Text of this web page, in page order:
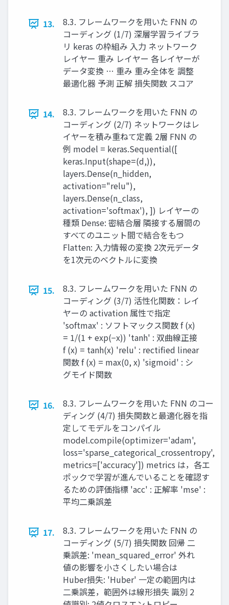
13.
8.3. フレームワークを用いた FNN の
コーディング (1/7) 深層学習ライブラ
リ keras の枠組み ⼊⼒ ネットワーク
レイヤー 重み レイヤー 各レイヤーが
データ変換 … 重み 重み全体を 調整
最適化器 予測 正解 損失関数 スコア
14.
8.3. フレームワークを用いた FNN の
コーディング (2/7) ネットワークはレ
イヤーを積み重ねて定義 2層 FNN の
例 model = keras.Sequential([
keras.Input(shape=(d,)),
layers.Dense(n_hidden,
activation="relu"),
layers.Dense(n_class,
activation='softmax'), ]) レイヤーの
種類 Dense: 密結合層 隣接する層間の
すべてのユニット間で結合をもつ
Flatten: 入力情報の変換 2次元データ
を1次元のベクトルに変換
15.
8.3. フレームワークを用いた FNN の
コーディング (3/7) 活性化関数：レイ
ヤーの activation 属性で指定
'softmax' : ソフトマックス関数 f (x)
= 1/(1 + exp(−x)) 'tanh' : 双曲線正接
f (x) = tanh(x) 'relu' : rectified linear
関数 f (x) = max(0, x) 'sigmoid' : シ
グモイド関数
16.
8.3. フレームワークを用いた FNN のコー
ディング (4/7) 損失関数と最適化器を指
定してモデルをコンパイル
model.compile(optimizer='adam',
loss='sparse_categorical_crossentropy',
metrics=['accuracy']) metrics は，各エ
ポックで学習が進んでいることを確認す
るための評価指標 'acc' : 正解率 'mse' :
平均二乗誤差
17.
8.3. フレームワークを用いた FNN の
コーディング (5/7) 損失関数 回帰 二
乗誤差: 'mean_squared_error' 外れ
値の影響を小さくしたい場合は
Huber損失: 'Huber' 一定の範囲内は
二乗誤差，範囲外は線形損失 識別 2